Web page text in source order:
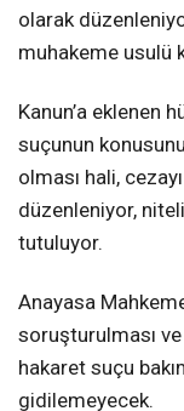
olarak
muhakeme usulü
Kanun’a eklenen
suçunun
olması hali,
düzenleniyor,
tutuluyor.
Anayasa
soruşturulması
hakaret suçu
gidilemeyecek.